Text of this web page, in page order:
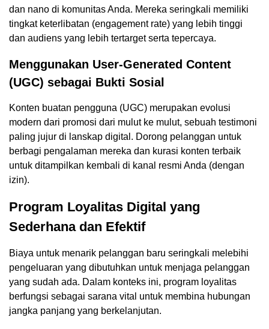
dan nano di komunitas Anda. Mereka seringkali memiliki
tingkat keterlibatan (engagement rate) yang lebih tinggi
dan audiens yang lebih tertarget serta tepercaya.
Menggunakan User-Generated Content
(UGC) sebagai Bukti Sosial
Konten buatan pengguna (UGC) merupakan evolusi
modern dari promosi dari mulut ke mulut, sebuah testimoni
paling jujur di lanskap digital. Dorong pelanggan untuk
berbagi pengalaman mereka dan kurasi konten terbaik
untuk ditampilkan kembali di kanal resmi Anda (dengan
izin).
Program Loyalitas Digital yang
Sederhana dan Efektif
Biaya untuk menarik pelanggan baru seringkali melebihi
pengeluaran yang dibutuhkan untuk menjaga pelanggan
yang sudah ada. Dalam konteks ini, program loyalitas
berfungsi sebagai sarana vital untuk membina hubungan
jangka panjang yang berkelanjutan.